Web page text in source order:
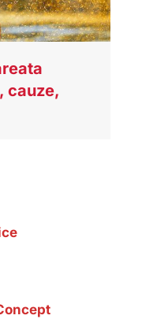
cauze,